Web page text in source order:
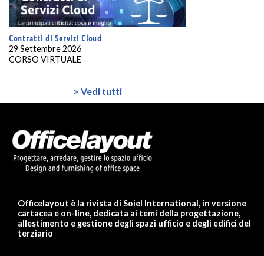
Contratti di Servizi Cloud
29 Settembre 2026
CORSO VIRTUALE
> Vedi tutti
Officelayout è la rivista di Soiel International, in versione
cartacea e on-line, dedicata ai temi della progettazione,
allestimento e gestione degli spazi ufficio e degli edifici del
terziario